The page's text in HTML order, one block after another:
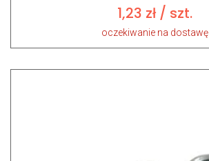
1,23 zł/ szt.
oczekiwanie na dostawę